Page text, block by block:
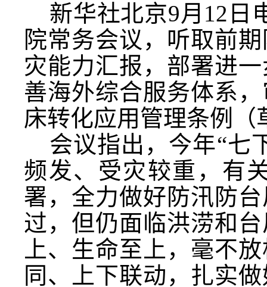
新华社北京9月12日
院常务会议，听取前
灾能力汇报，部署进
善海外综合服务体系
床转化应用管理条例（
会议指出，今年“七
频发、受灾较重，有
署，全力做好防汛防
过，但仍面临洪涝和
上、生命至上，毫不
同、上下联动，扎实